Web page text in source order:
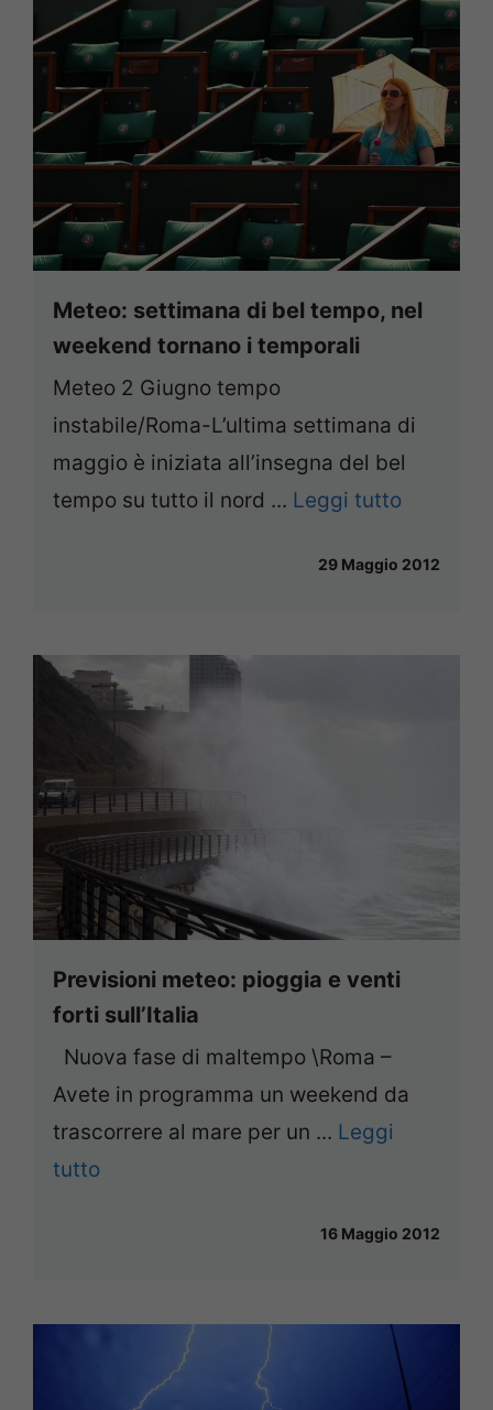
Meteo: settimana di bel tempo, nel
weekend tornano i temporali
Meteo 2 Giugno tempo
instabile/Roma-L’ultima settimana di
maggio è iniziata all’insegna del bel
tempo su tutto il nord ... Leggi tutto
29 Maggio 2012
Previsioni meteo: pioggia e venti
forti sull’Italia
Nuova fase di maltempo \Roma –
Avete in programma un weekend da
trascorrere al mare per un ... Leggi
tutto
16 Maggio 2012